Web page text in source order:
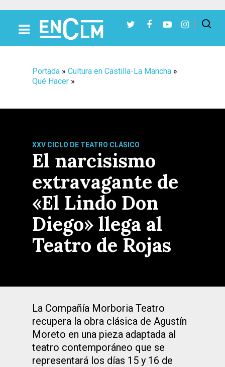
Portada » Cultura en Castilla-La Mancha »
Qué Hacer »
XXV CICLO DE TEATRO CLÁSICO
El narcisismo
extravagante de
«El Lindo Don
Diego» llega al
Teatro de Rojas
La Compañía Morboria Teatro
recupera la obra clásica de Agustín
Moreto en una pieza adaptada al
teatro contemporáneo que se
representará los días 15 y 16 de